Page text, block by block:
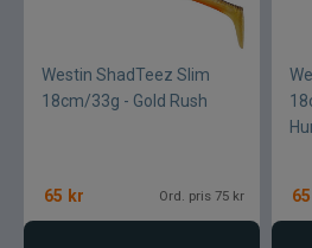
Westin ShadTeez Slim
18cm/33g - Gold Rush
65 kr Ord. pris 75 kr 65